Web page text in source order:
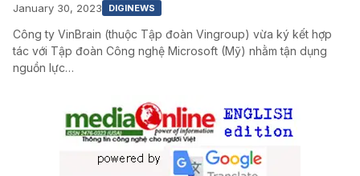
January 30, 2023 DIGINEWS
Công ty VinBrain (thuộc Tập đoàn Vingroup) vừa ký kết hợp
tác với Tập đoàn Công nghệ Microsoft (Mỹ) nhằm tận dụng
nguồn lực…